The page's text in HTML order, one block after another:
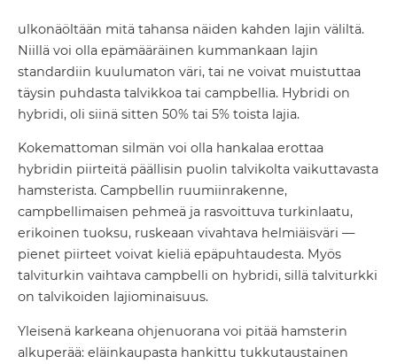
ulkonäöltään mitä tahansa näiden kahden lajin väliltä.
Niillä voi olla epämääräinen kummankaan lajin
standardiin kuulumaton väri, tai ne voivat muistuttaa
täysin puhdasta talvikkoa tai campbellia. Hybridi on
hybridi, oli siinä sitten 50% tai 5% toista lajia.
Kokemattoman silmän voi olla hankalaa erottaa
hybridin piirteitä päällisin puolin talvikolta vaikuttavasta
hamsterista. Campbellin ruumiinrakenne,
campbellimaisen pehmeä ja rasvoittuva turkinlaatu,
erikoinen tuoksu, ruskeaan vivahtava helmiäisväri —
pienet piirteet voivat kieliä epäpuhtaudesta. Myös
talviturkin vaihtava campbelli on hybridi, sillä talviturkki
on talvikoiden lajiominaisuus.
Yleisenä karkeana ohjenuorana voi pitää hamsterin
alkuperää: eläinkaupasta hankittu tukkutaustainen